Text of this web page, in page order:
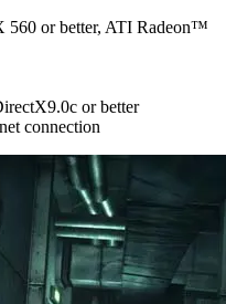
or better, ATI Radeon™
or better
connection